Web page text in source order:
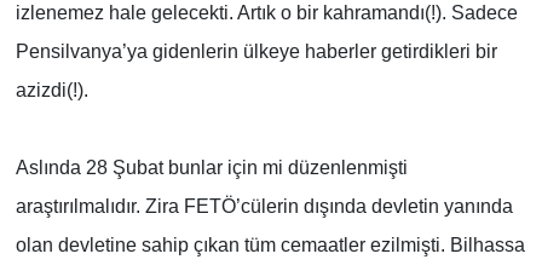
izlenemez hale gelecekti. Artık o bir kahramandı(!). Sadece
Pensilvanya’ya gidenlerin ülkeye haberler getirdikleri bir
azizdi(!).
Aslında 28 Şubat bunlar için mi düzenlenmişti
araştırılmalıdır. Zira FETÖ’cülerin dışında devletin yanında
olan devletine sahip çıkan tüm cemaatler ezilmişti. Bilhassa